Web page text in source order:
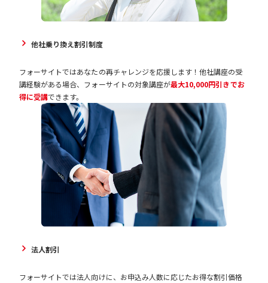
他社乗り換え割引制度
フォーサイトではあなたの再チャレンジを応援します！他社講座の受
講経験がある場合、フォーサイトの対象講座が最大10,000円引きでお
得に受講できます。
法人割引
フォーサイトでは法人向けに、お申込み人数に応じたお得な割引価格